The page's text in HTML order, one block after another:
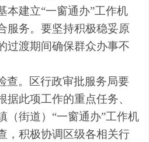
本建立“一窗通办”工作机
服务。 要坚持积极稳妥原
过渡期间确保群众办事不
查。
区行政审批服务局要
据此项工作的重点任务、
（街道） “一窗通办”工作机
，积极协调区级各相关行